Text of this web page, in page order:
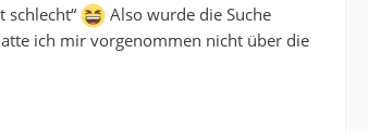
schlecht“
Also wurde die Suche
ich mir vorgenommen nicht über die